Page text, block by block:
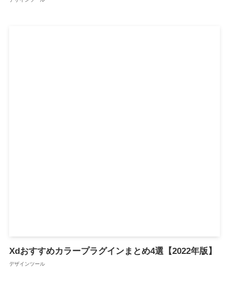
Xdおすすめカラープラグインまとめ4選【2022年版】
デザインツール